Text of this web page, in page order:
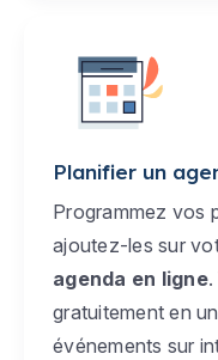
Planifier un
Programmez vos
ajoutez-les sur
agenda en ligne.
gratuitement en
événements sur